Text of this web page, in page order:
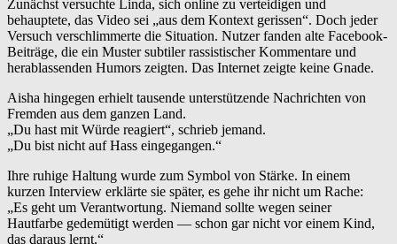
Zunächst versuchte Linda, sich online zu verteidigen und
behauptete, das Video sei „aus dem Kontext gerissen“. Doch jeder
Versuch verschlimmerte die Situation. Nutzer fanden alte Facebook-
Beiträge, die ein Muster subtiler rassistischer Kommentare und
herablassenden Humors zeigten. Das Internet zeigte keine Gnade.
Aisha hingegen erhielt tausende unterstützende Nachrichten von
Fremden aus dem ganzen Land.
„Du hast mit Würde reagiert“, schrieb jemand.
„Du bist nicht auf Hass eingegangen.“
Ihre ruhige Haltung wurde zum Symbol von Stärke. In einem
kurzen Interview erklärte sie später, es gehe ihr nicht um Rache:
„Es geht um Verantwortung. Niemand sollte wegen seiner
Hautfarbe gedemütigt werden — schon gar nicht vor einem Kind,
das daraus lernt.“